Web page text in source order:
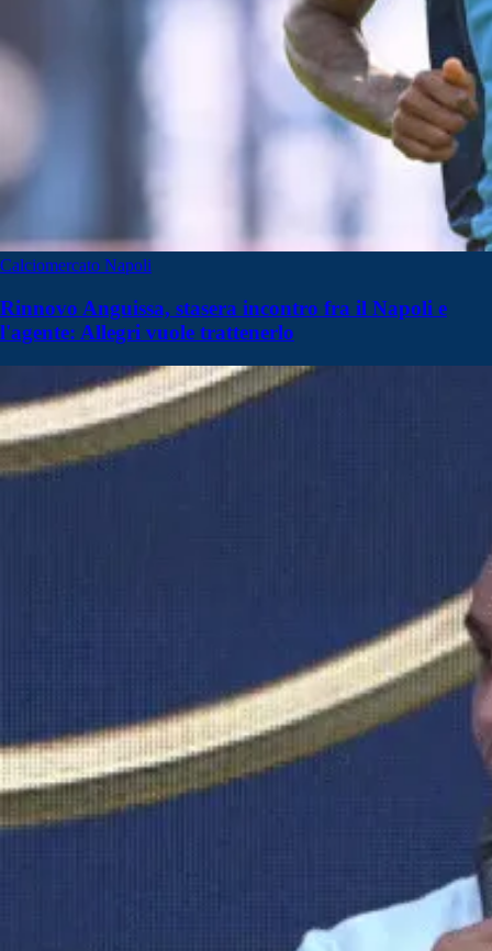
Calciomercato Napoli
Rinnovo Anguissa, stasera incontro fra il Napoli e
l'agente: Allegri vuole trattenerlo